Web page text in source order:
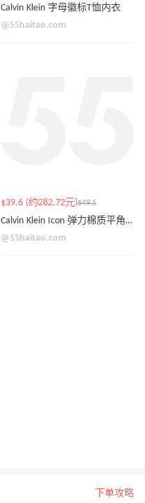
Calvin Klein 字母徽标T恤内衣
@55haitao.com
$39.6 (约282.72元)$49.5
Calvin Klein Icon 弹力棉质平角内裤 3件装
@55haitao.com
下单攻略